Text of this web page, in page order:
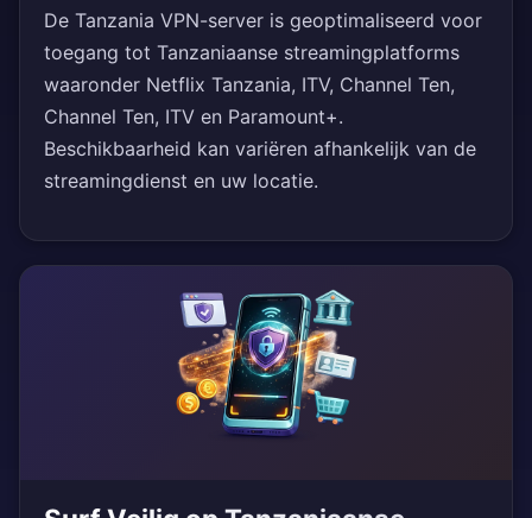
De Tanzania VPN-server is geoptimaliseerd voor
toegang tot Tanzaniaanse streamingplatforms
waaronder Netflix Tanzania, ITV, Channel Ten,
Channel Ten, ITV en Paramount+.
Beschikbaarheid kan variëren afhankelijk van de
streamingdienst en uw locatie.